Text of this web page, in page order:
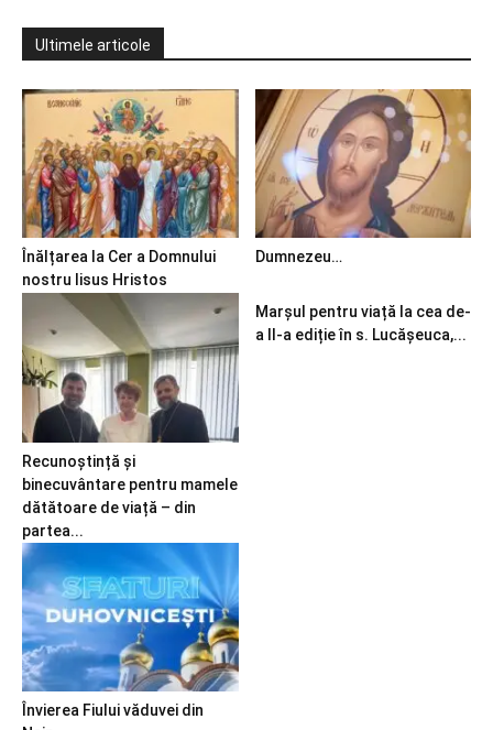
Ultimele articole
Înălțarea la Cer a Domnului
nostru Iisus Hristos
Dumnezeu…
Recunoștință și
binecuvântare pentru mamele
dătătoare de viață – din
partea...
Marșul pentru viață la cea de-
a II-a ediție în s. Lucășeuca,...
Învierea Fiului văduvei din